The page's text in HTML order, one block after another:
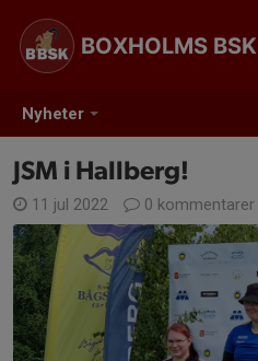
Nyheter
BOXHOLMS BSK
JSM i Hallberg!
11 jul 2022 0 kommentarer